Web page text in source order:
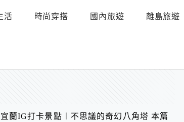
活 時尚穿搭 國內旅遊 離島旅遊
蘭IG打卡景點︱不思議的奇幻八角塔 本篇